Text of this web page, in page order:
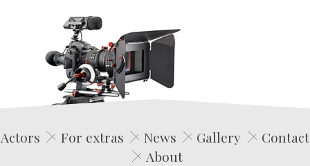
Edwin Film Agencja Aktorska
Actors For extras News Gallery
Contact
About